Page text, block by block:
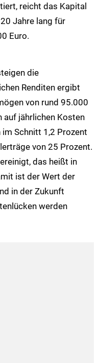
reicht das Kapital
Jahre lang für
Euro.
die
Renditen ergibt
von rund 95.000
auf jährlichen Kosten
Schnitt 1,2 Prozent
von 25 Prozent.
das heißt in
ist der Wert der
in der Zukunft
werden